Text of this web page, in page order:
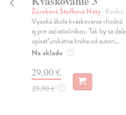
Žúreková Štefková Naty| Kniha
Vysoká škola kváskovania vhodná
aj pre začiatočníkov. Tak by sa dala
opísať unikátna kniha od autori...
Na sklade ?
29,00 €
29,90 € ?